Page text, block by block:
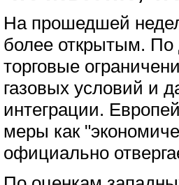
На прошедшей
более открытым. По
торговые
газовых условий и
интеграции.
меры как
официально